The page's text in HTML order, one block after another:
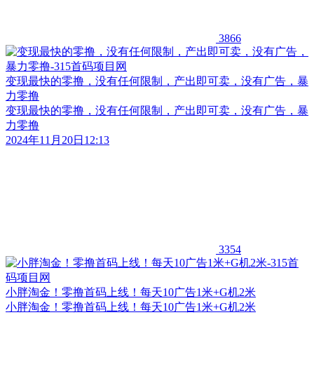
3866
变现最快的零撸，没有任何限制，产出即可卖，没有广告，暴
力零撸
变现最快的零撸，没有任何限制，产出即可卖，没有广告，暴
力零撸
2024年11月20日12:13
3354
小胖淘金！零撸首码上线！每天10广告1米+G机2米
小胖淘金！零撸首码上线！每天10广告1米+G机2米